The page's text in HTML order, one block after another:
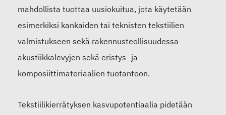
mahdollista tuottaa uusiokuitua, jota käytetään
esimerkiksi kankaiden tai teknisten tekstiilien
valmistukseen sekä rakennusteollisuudessa
akustiikkalevyjen sekä eristys- ja
komposiittimateriaalien tuotantoon.
Tekstiilikierrätyksen kasvupotentiaalia pidetään